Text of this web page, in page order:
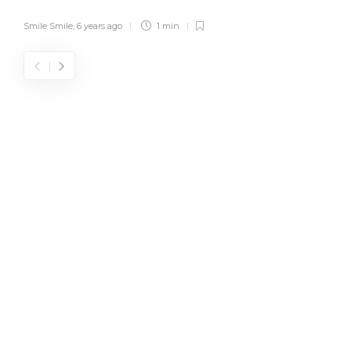
Smile Smile 6 years ago 1 min